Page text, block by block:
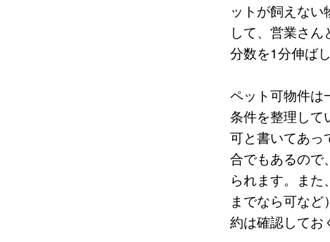
ットが飼えな
して、営業さ
分数を1分伸ば
ペット可物件は
条件を整理して
可と書いてあっ
合でもあるので
られます。ま
までなら可な
約は確認してお